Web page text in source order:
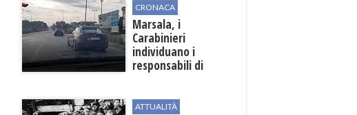
CRONACA
Marsala, i
Carabinieri
individuano i
responsabili di
uomo del posto
ATTUALITÀ